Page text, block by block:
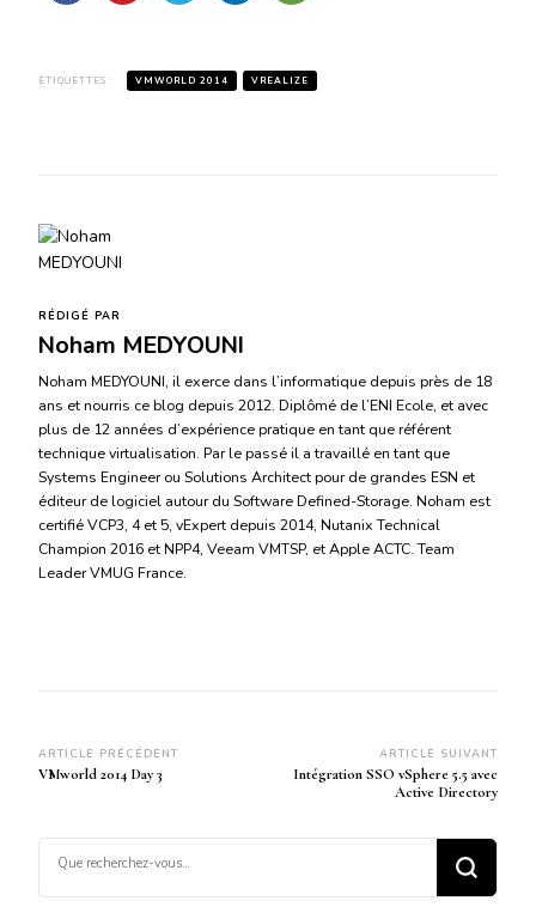
ÉTIQUETTES : VMWORLD 2014 VREALIZE
RÉDIGÉ PAR
Noham MEDYOUNI
Noham MEDYOUNI, il exerce dans l’informatique depuis près de 18
ans et nourris ce blog depuis 2012. Diplômé de l’ENI Ecole, et avec
plus de 12 années d’expérience pratique en tant que référent
technique virtualisation. Par le passé il a travaillé en tant que
Systems Engineer ou Solutions Architect pour de grandes ESN et
éditeur de logiciel autour du Software Defined-Storage. Noham est
certifié VCP3, 4 et 5, vExpert depuis 2014, Nutanix Technical
Champion 2016 et NPP4, Veeam VMTSP, et Apple ACTC. Team
Leader VMUG France.
Navigation
d’article
ARTICLE PRÉCÉDENT
VMworld 2014 Day 3
ARTICLE SUIVANT
Intégration SSO vSphere 5.5 avec
Active Directory
recherchiez
quelque